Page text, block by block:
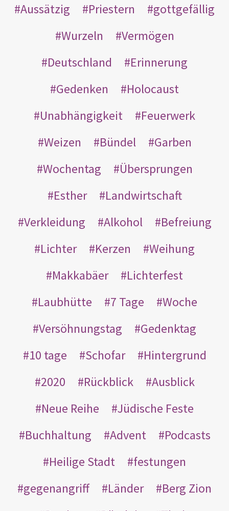
Aussätzig
Priestern
gottgefällig
Wurzeln
Vermögen
Deutschland
Erinnerung
Gedenken
Holocaust
Unabhängigkeit
Feuerwerk
Weizen
Bündel
Garben
Wochentag
Übersprungen
Esther
Landwirtschaft
Verkleidung
Alkohol
Befreiung
Lichter
Kerzen
Weihung
Makkabäer
Lichterfest
Laubhütte
7 Tage
Woche
Versöhnungstag
Gedenktag
10 tage
Schofar
Hintergrund
2020
Rückblick
Ausblick
Neue Reihe
Jüdische Feste
Buchhaltung
Advent
Podcasts
Heilige Stadt
festungen
gegenangriff
Länder
Berg Zion